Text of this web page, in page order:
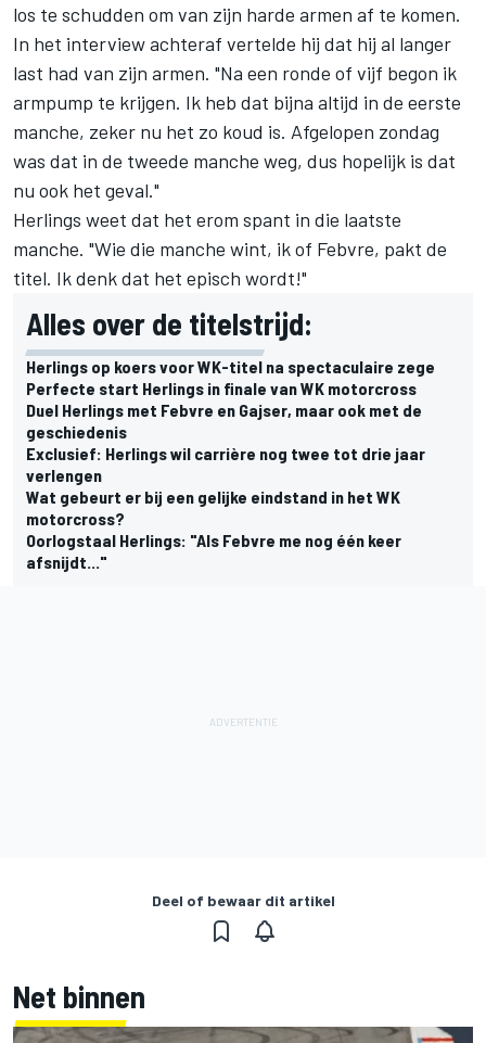
los te schudden om van zijn harde armen af te komen.
In het interview achteraf vertelde hij dat hij al langer
last had van zijn armen. "Na een ronde of vijf begon ik
armpump te krijgen. Ik heb dat bijna altijd in de eerste
manche, zeker nu het zo koud is. Afgelopen zondag
was dat in de tweede manche weg, dus hopelijk is dat
nu ook het geval."
Herlings weet dat het erom spant in die laatste
manche. "Wie die manche wint, ik of Febvre, pakt de
titel. Ik denk dat het episch wordt!"
Alles over de titelstrijd:
Herlings op koers voor WK-titel na spectaculaire zege
Perfecte start Herlings in finale van WK motorcross
Duel Herlings met Febvre en Gajser, maar ook met de
geschiedenis
Exclusief: Herlings wil carrière nog twee tot drie jaar
verlengen
Wat gebeurt er bij een gelijke eindstand in het WK
motorcross?
Oorlogstaal Herlings: "Als Febvre me nog één keer
afsnijdt..."
Deel of bewaar dit artikel
Net binnen